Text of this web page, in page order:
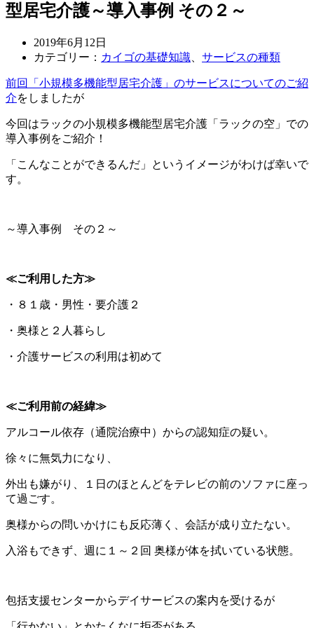
型居宅介護～導入事例 その２～
2019年6月12日
カテゴリー： カイゴの基礎知識 サービスの種類
前回「小規模多機能型居宅介護」のサービスについてのご紹
介をしましたが
今回はラックの小規模多機能型居宅介護「ラックの空」での
導入事例をご紹介！
「こんなことができるんだ」というイメージがわけば幸いで
す。
～導入事例 その２～
≪ご利用した方≫
・８１歳・男性・要介護２
・奥様と２人暮らし
・介護サービスの利用は初めて
≪ご利用前の経緯≫
アルコール依存（通院治療中）からの認知症の疑い。
徐々に無気力になり、
外出も嫌がり、１日のほとんどをテレビの前のソファに座っ
て過ごす。
奥様からの問いかけにも反応薄く、会話が成り立たない。
入浴もできず、週に１～２回 奥様が体を拭いている状態。
包括支援センターからデイサービスの案内を受けるが